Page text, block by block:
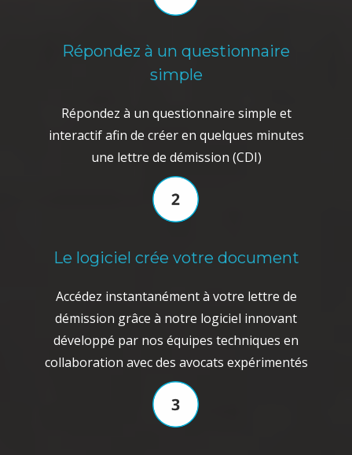
Répondez à un questionnaire
simple
Répondez à un questionnaire simple et
interactif afin de créer en quelques minutes
une lettre de démission (CDI)
Le logiciel crée votre document
Accédez instantanément à votre lettre de
démission grâce à notre logiciel innovant
développé par nos équipes techniques en
collaboration avec des avocats expérimentés